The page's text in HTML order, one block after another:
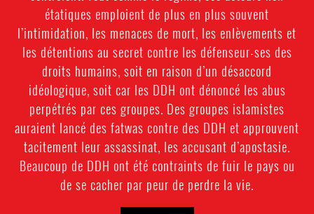
étatiques emploient de plus en plus souvent
l’intimidation, les menaces de mort, les enlèvements et
les détentions au secret contre les défenseur-ses des
droits humains, soit en raison d’un désaccord
idéologique, soit car les DDH ont dénoncé les abus
perpétrés par ces groupes. Des groupes islamistes
auraient lancé des fatwas contre des DDH et approuvent
tacitement leur assassinat, les accusant d’apostasie.
Beaucoup de DDH ont été contraints de fuir le pays ou
de se cacher par peur de perdre la vie.